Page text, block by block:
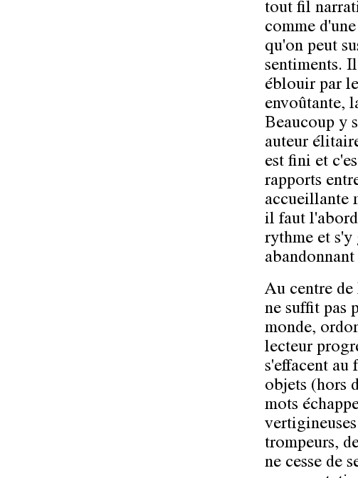
tout fil
comme
qu'on peut
sentiments.
éblouir par
envoûtante,
Beaucoup y
auteur
est fini et
rapports
accueillante
il faut
rythme et
Au centre
ne suffit pas
monde,
lecteur
s'effacent au
objets (hors
mots
trompeurs,
ne cesse de